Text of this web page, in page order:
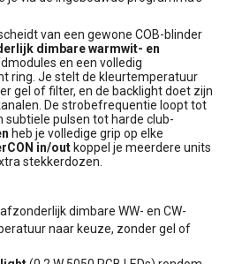
van een gewone COB-blinder
dimbare warmwit- en
en een volledig
ring. Je stelt de kleurtemperatuur
gel of filter, en de backlight doet zijn
De strobefrequentie loopt tot
pulsen tot harde club-
heb je volledige grip op elke
in/out koppel je meerdere units
stekkerdozen.
dimbare WW- en CW-
naar keuze, zonder gel of